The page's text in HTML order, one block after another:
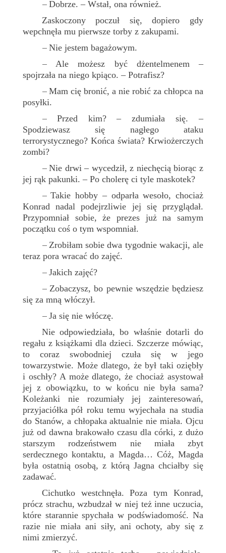
– Dobrze. – Wstał, ona również.
Zaskoczony poczuł się, dopiero gdy
wepchnęła mu pierwsze torby z zakupami.
– Nie jestem bagażowym.
–Ale możesz być dżentelmenem –
spojrzała na niego kpiąco. – Potrafisz?
– Mam cię bronić, a nie robić za chłopca na
posyłki.
– Przed kim? – zdumiała się. –
Spodziewasz się nagłego ataku
terrorystycznego? Końca świata? Krwiożerczych
zombi?
–Nie drwi – wycedził, z niechęcią biorąc z
jej rąk pakunki. – Po cholerę ci tyle maskotek?
–Takie hobby – odparła wesoło, chociaż
Konrad nadal podejrzliwie jej się przyglądał.
Przypomniał sobie, że prezes już na samym
początku coś o tym wspomniał.
– Zrobiłam sobie dwa tygodnie wakacji, ale
teraz pora wracać do zajęć.
– Jakich zajęć?
–Zobaczysz, bo pewnie wszędzie będziesz
się za mną włóczył.
– Ja się nie włóczę.
Nie odpowiedziała, bo właśnie dotarli do
regału z książkami dla dzieci. Szczerze mówiąc,
to coraz swobodniej czuła się w jego
towarzystwie. Może dlatego, że był taki oziębły
i oschły? A może dlatego, że chociaż asystował
jej z obowiązku, to w końcu nie była sama?
Koleżanki nie rozumiały jej zainteresowań,
przyjaciółka pół roku temu wyjechała na studia
do Stanów, a chłopaka aktualnie nie miała. Ojcu
już od dawna brakowało czasu dla córki, z dużo
starszym rodzeństwem nie miała zbyt
serdecznego kontaktu, a Magda… Cóż, Magda
była ostatnią osobą, z którą Jagna chciałby się
zadawać.
Cichutko westchnęła. Poza tym Konrad,
prócz strachu, wzbudzał w niej też inne uczucia,
które starannie spychała w podświadomość. Na
razie nie miała ani siły, ani ochoty, aby się z
nimi zmierzyć.